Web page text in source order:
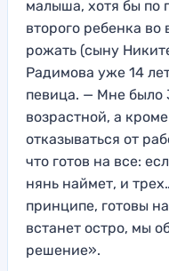
малыша, хотя бы по
второго ребенка во
рожать (сыну
Радимова уже 14
певица. — Мне было
возрастной, а
отказываться от
что готов на все:
нянь наймет, и
принципе, готовы
встанет остро, мы
решение».